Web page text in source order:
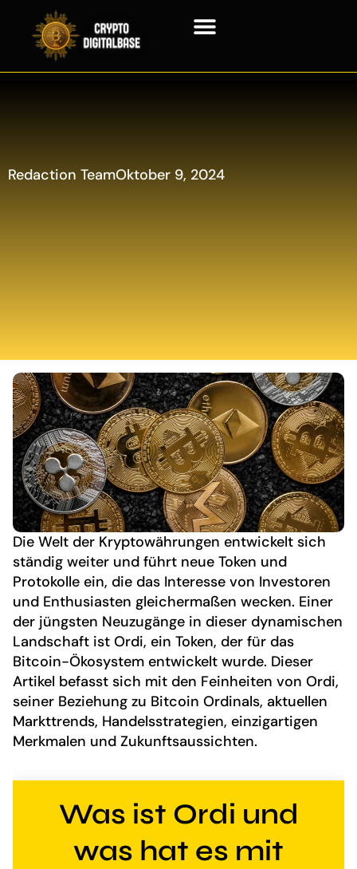
Redaction TeamOktober 9, 2024
Die Welt der Kryptowährungen entwickelt sich
ständig weiter und führt neue Token und
Protokolle ein, die das Interesse von Investoren
und Enthusiasten gleichermaßen wecken. Einer
der jüngsten Neuzugänge in dieser dynamischen
Landschaft ist Ordi, ein Token, der für das
Bitcoin-Ökosystem entwickelt wurde. Dieser
Artikel befasst sich mit den Feinheiten von Ordi,
seiner Beziehung zu Bitcoin Ordinals, aktuellen
Markttrends, Handelsstrategien, einzigartigen
Merkmalen und Zukunftsaussichten.
Was ist Ordi und
was hat es mit